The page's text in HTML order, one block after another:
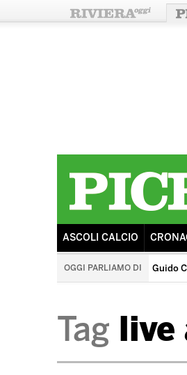
ASCOLI CALCIO
OGGI PARLIAMO DI Guido
Tag